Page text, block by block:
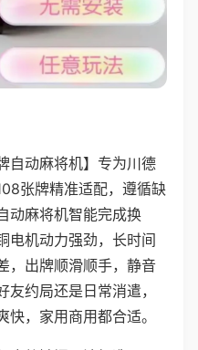
自动麻将机】专为川德
张牌精准适配，遵循缺
动麻将机智能完成换
电机动力强劲，长时间
，出牌顺滑顺手，静音
约局还是日常消遣，
，家用商用都合适。